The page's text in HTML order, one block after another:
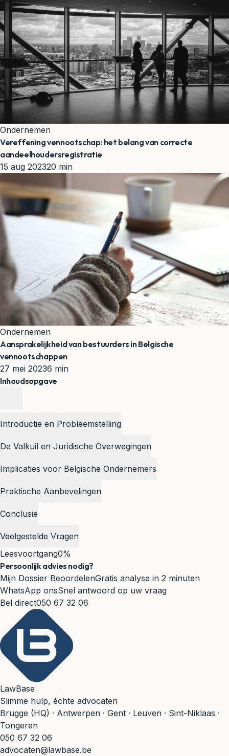
Ondernemen
Vereffening vennootschap: het belang van correcte
aandeelhoudersregistratie
15 aug 202320 min
Ondernemen
Aansprakelijkheid van bestuurders in Belgische
vennootschappen
27 mei 20236 min
Inhoudsopgave
Introductie en Probleemstelling
De Valkuil en Juridische Overwegingen
Implicaties voor Belgische Ondernemers
Praktische Aanbevelingen
Conclusie
Veelgestelde Vragen
Leesvoortgang0%
Persoonlijk advies nodig?
Mijn Dossier BeoordelenGratis analyse in 2 minuten
WhatsApp onsSnel antwoord op uw vraag
Bel direct050 67 32 06
LawBase
Slimme hulp, échte advocaten
Brugge (HQ) · Antwerpen · Gent · Leuven · Sint-Niklaas ·
Tongeren
050 67 32 06
advocaten@lawbase.be